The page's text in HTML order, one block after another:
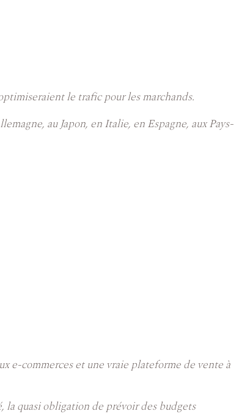
le trafic pour les marchands.
au Japon, en Italie, en Espagne, aux Pays-
e-commerces et une vraie plateforme de vente à
la quasi obligation de prévoir des budgets